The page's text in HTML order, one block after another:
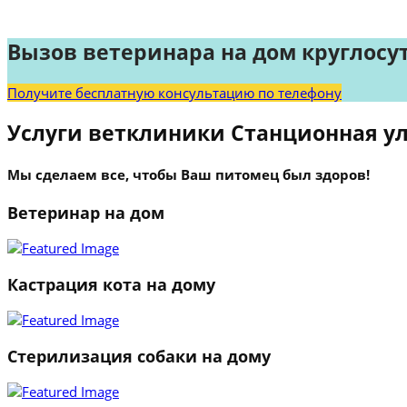
Вызов ветеринара на дом
Получите бесплатную консультацию по телефону
Услуги ветклиники Станционная
Мы сделаем все, чтобы Ваш питомец был здоров!
Ветеринар на дом
Кастрация кота на дому
Стерилизация собаки на дому